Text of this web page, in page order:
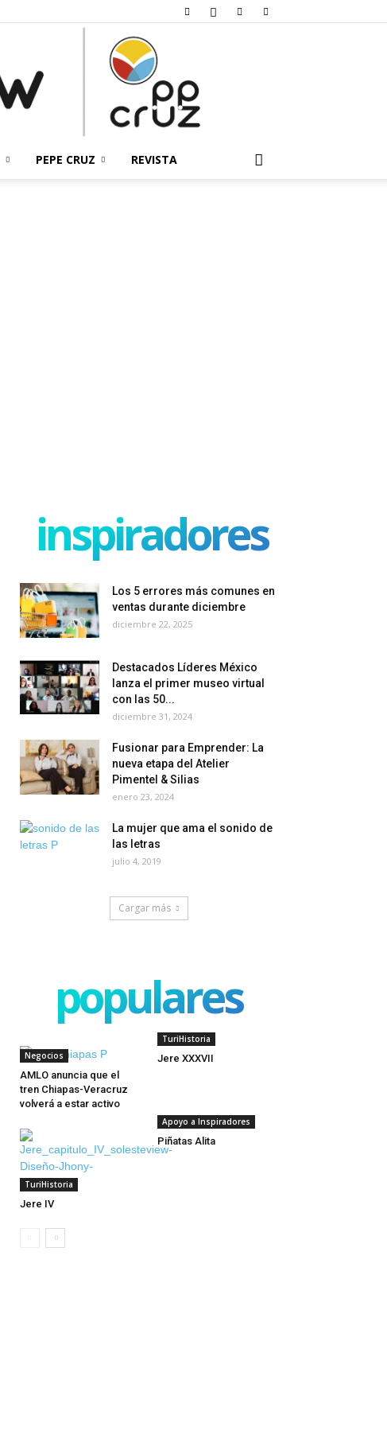
PEPE CRUZ REVISTA
inspiradores
Los 5 errores más comunes en
ventas durante diciembre
diciembre 22, 2025
Destacados Líderes México
lanza el primer museo virtual
con las 50...
diciembre 31, 2024
Fusionar para Emprender: La
nueva etapa del Atelier
Pimentel & Silias
enero 23, 2024
La mujer que ama el sonido de
las letras
julio 4, 2019
Cargar más
populares
Negocios
AMLO anuncia que el
tren Chiapas-Veracruz
volverá a estar activo
TuriHistoria
Jere XXXVII
TuriHistoria
Jere IV
Apoyo a Inspiradores
Piñatas Alita